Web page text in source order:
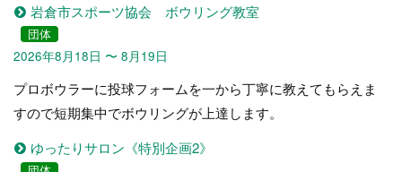
岩倉市スポーツ協会 ボウリング教室
団体
2026年8月18日 〜 8月19日
プロボウラーに投球フォームを一から丁寧に教えてもらえま
すので短期集中でボウリングが上達します。
ゆったりサロン《特別企画2》